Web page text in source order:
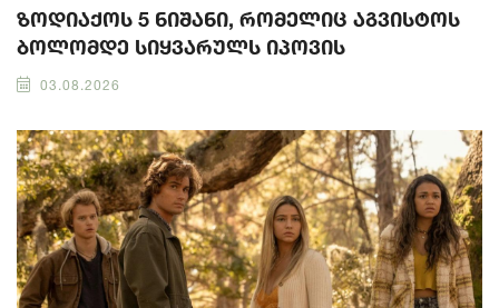
ზოდიაქოს 5 ნიშანი, რომელიც აგვისტოს
ბოლომდე სიყვარულს იპოვის
03.08.2026